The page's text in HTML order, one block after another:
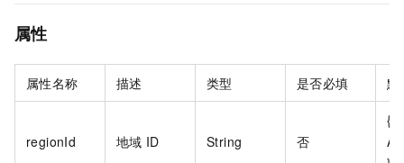
属性
属性名称 描述 类型 是否必填 默
regionId 地域 ID String 否
{{